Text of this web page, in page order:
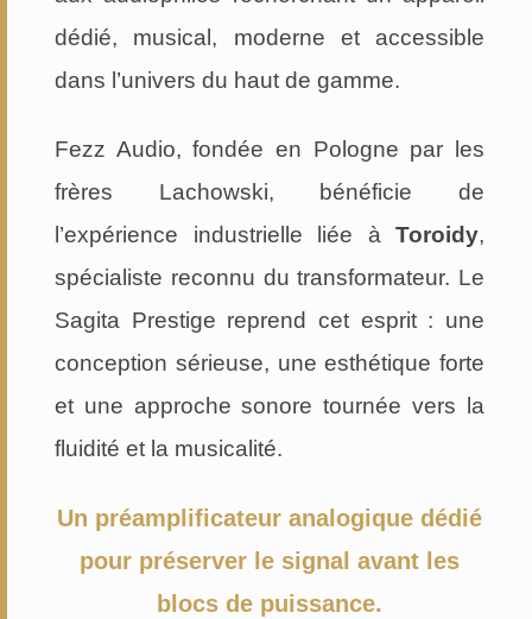
dédié, musical, moderne et accessible
dans l’univers du haut de gamme.
Fezz Audio, fondée en Pologne par les
frères Lachowski, bénéficie de
l’expérience industrielle liée à Toroidy,
spécialiste reconnu du transformateur. Le
Sagita Prestige reprend cet esprit : une
conception sérieuse, une esthétique forte
et une approche sonore tournée vers la
fluidité et la musicalité.
Un préamplificateur analogique dédié
pour préserver le signal avant les
blocs de puissance.